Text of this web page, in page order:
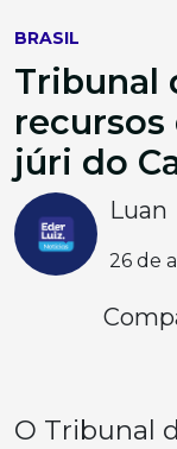
BRASIL
Tribunal
júri do
Luan
26 de
O Tribunal